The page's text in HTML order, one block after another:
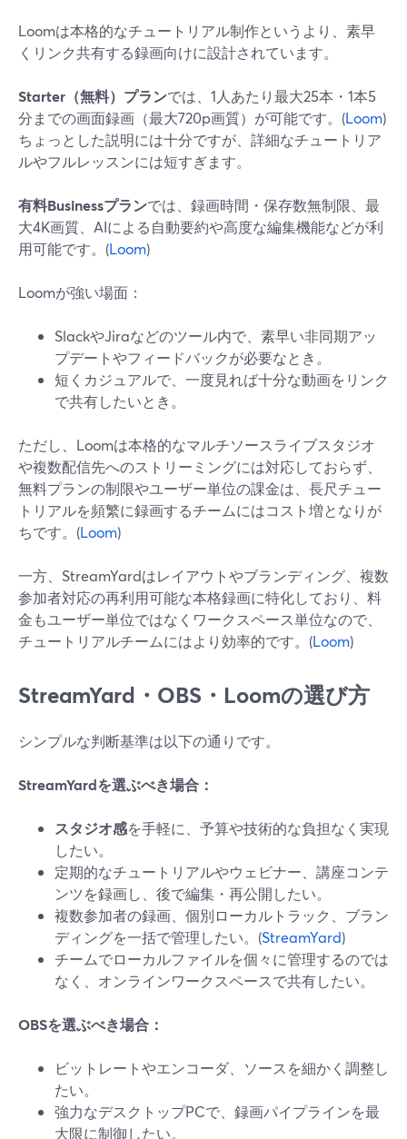
Loomは本格的なチュートリアル制作というより、素早
くリンク共有する録画向けに設計されています。
Starter（無料）プランでは、1人あたり最大25本・1本5
分までの画面録画（最大720p画質）が可能です。(Loom)
ちょっとした説明には十分ですが、詳細なチュートリア
ルやフルレッスンには短すぎます。
有料Businessプランでは、録画時間・保存数無制限、最
大4K画質、AIによる自動要約や高度な編集機能などが利
用可能です。(Loom)
Loomが強い場面：
SlackやJiraなどのツール内で、素早い非同期アッ
プデートやフィードバックが必要なとき。
短くカジュアルで、一度見れば十分な動画をリンク
で共有したいとき。
ただし、Loomは本格的なマルチソースライブスタジオ
や複数配信先へのストリーミングには対応しておらず、
無料プランの制限やユーザー単位の課金は、長尺チュー
トリアルを頻繁に録画するチームにはコスト増となりが
ちです。(Loom)
一方、StreamYardはレイアウトやブランディング、複数
参加者対応の再利用可能な本格録画に特化しており、料
金もユーザー単位ではなくワークスペース単位なので、
チュートリアルチームにはより効率的です。(Loom)
StreamYard・OBS・Loomの選び方
シンプルな判断基準は以下の通りです。
StreamYardを選ぶべき場合：
スタジオ感を手軽に、予算や技術的な負担なく実現
したい。
定期的なチュートリアルやウェビナー、講座コンテ
ンツを録画し、後で編集・再公開したい。
複数参加者の録画、個別ローカルトラック、ブラン
ディングを一括で管理したい。(StreamYard)
チームでローカルファイルを個々に管理するのでは
なく、オンラインワークスペースで共有したい。
OBSを選ぶべき場合：
ビットレートやエンコーダ、ソースを細かく調整し
たい。
強力なデスクトップPCで、録画パイプラインを最
大限に制御したい。